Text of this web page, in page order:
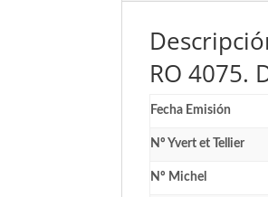
RO 4075.
Fecha Emisión
Nº Yvert et Tellier
Nº Michel